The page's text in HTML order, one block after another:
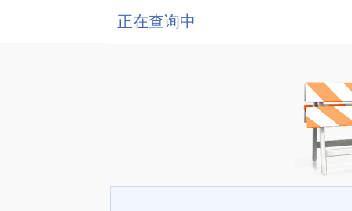
正在查询中